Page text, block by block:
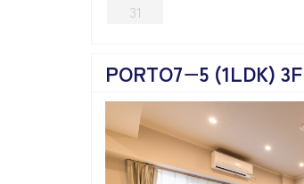
31
PORTO7−5 (1LDK) 3F
Previous